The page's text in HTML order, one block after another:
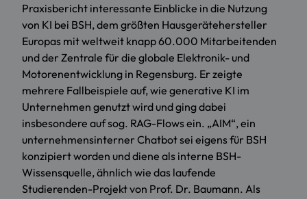
Praxisbericht interessante Einblicke in die Nutzung
von KI bei BSH, dem größten Hausgerätehersteller
Europas mit weltweit knapp 60.000 Mitarbeitenden
und der Zentrale für die globale Elektronik- und
Motorenentwicklung in Regensburg. Er zeigte
mehrere Fallbeispiele auf, wie generative KI im
Unternehmen genutzt wird und ging dabei
insbesondere auf sog. RAG-Flows ein. „AIM“, ein
unternehmensinterner Chatbot sei eigens für BSH
konzipiert worden und diene als interne BSH-
Wissensquelle, ähnlich wie das laufende
Studierenden-Projekt von Prof. Dr. Baumann. Als